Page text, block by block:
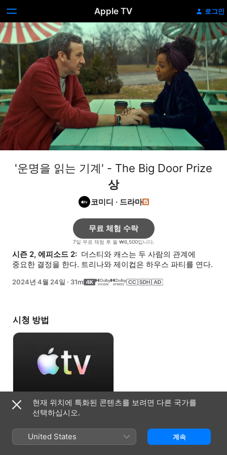
Apple TV 로그인
'운명을 읽는 기계' - The Big Door Prize
상
코미디 · 드라마
7일 무료 체험 후 월 ₩6,500입니다.
무료 체험 수락
시즌 2, 에피소드 2: 더스티와 캐스는 두 사람의 관계에
중요한 결정을 한다. 트리나와 제이컵은 하우스 파티를 연다.
2024년 4월 24일 · 31m
시청 방법
무료 체험 수락
7일 무료 체험 후 월 ₩6,500입니다.
현재 위치에 특화된 콘텐츠를 보려면 다른 국가를
선택하십시오.
United States 계속